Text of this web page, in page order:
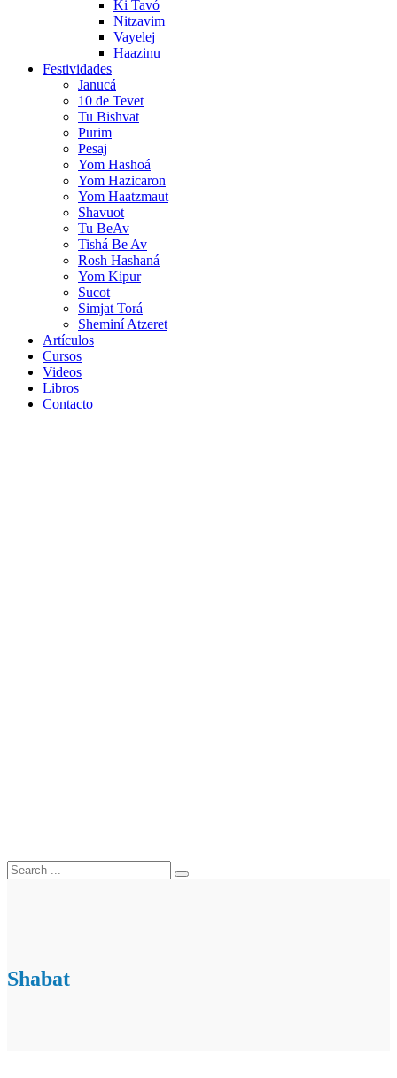
Ki Tavó
Nitzavim
Vayelej
Haazinu
Festividades
Janucá
10 de Tevet
Tu Bishvat
Purim
Pesaj
Yom Hashoá
Yom Hazicaron
Yom Haatzmaut
Shavuot
Tu BeAv
Tishá Be Av
Rosh Hashaná
Yom Kipur
Sucot
Simjat Torá
Sheminí Atzeret
Artículos
Cursos
Videos
Libros
Contacto
Shabat